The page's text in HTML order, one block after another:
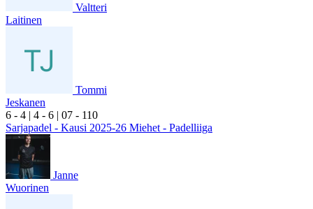
Valtteri
Laitinen
Tommi
Jeskanen
6 - 4 | 4 - 6 | 07 - 110
Sarjapadel - Kausi 2025-26 Miehet - Padelliiga
Janne
Wuorinen